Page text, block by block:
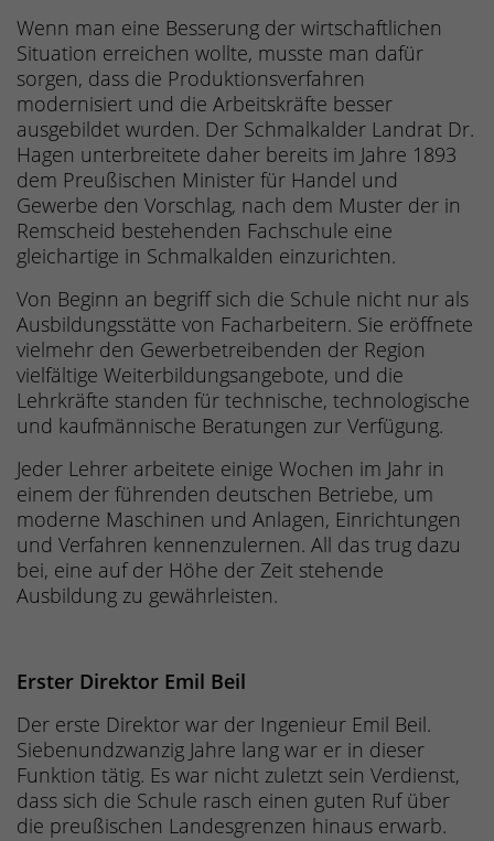
Wenn man eine Besserung der wirtschaftlichen
Situation erreichen wollte, musste man dafür
sorgen, dass die Produktionsverfahren
modernisiert und die Arbeitskräfte besser
ausgebildet wurden. Der Schmalkalder Landrat Dr.
Hagen unterbreitete daher bereits im Jahre 1893
dem Preußischen Minister für Handel und
Gewerbe den Vorschlag, nach dem Muster der in
Remscheid bestehenden Fachschule eine
gleichartige in Schmalkalden einzurichten.
Von Beginn an begriff sich die Schule nicht nur als
Ausbildungsstätte von Facharbeitern. Sie eröffnete
vielmehr den Gewerbetreibenden der Region
vielfältige Weiterbildungsangebote, und die
Lehrkräfte standen für technische, technologische
und kaufmännische Beratungen zur Verfügung.
Jeder Lehrer arbeitete einige Wochen im Jahr in
einem der führenden deutschen Betriebe, um
moderne Maschinen und Anlagen, Einrichtungen
und Verfahren kennenzulernen. All das trug dazu
bei, eine auf der Höhe der Zeit stehende
Ausbildung zu gewährleisten.
Erster Direktor Emil Beil
Der erste Direktor war der Ingenieur Emil Beil.
Siebenundzwanzig Jahre lang war er in dieser
Funktion tätig. Es war nicht zuletzt sein Verdienst,
dass sich die Schule rasch einen guten Ruf über
die preußischen Landesgrenzen hinaus erwarb.